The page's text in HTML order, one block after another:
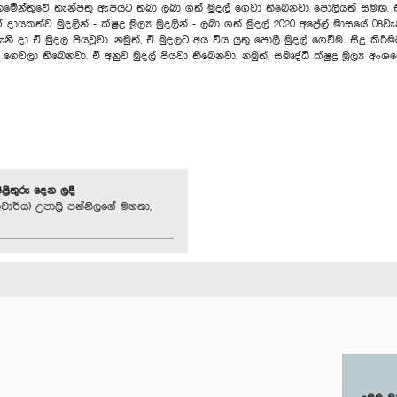
තැන්පතු ඇපයට තබා ලබා ගත් මුදල් ගෙවා තිබෙනවා පොලියත් සමඟ. ඒ
මුදලින් - ක්ෂුද්‍ර මූල්‍ය මුදලින් - ලබා ගත් මුදල් 2020 අප්‍රේල් මාසයේ
දා ඒ මුදල පියවූවා. නමුත්, ඒ මුදලට අය විය යුතු පොලී මුදල් ගෙවීම සිදු
තිබෙනවා. ඒ අනුව මුදල් පියවා තිබෙනවා. නමුත්, සමෘද්ධි ක්ෂුද්‍ර මූල්‍ය
දෙන ලදී
උපාලි පන්නිලගේ මහතා,